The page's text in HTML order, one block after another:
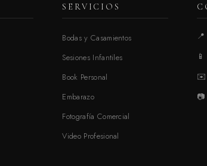
SERVICIOS
Bodas y Casamientos
Sesiones Infantiles
Book Personal
Embarazo
Fotografía Comercial
Video Profesional
📍
📱
✉️
📷